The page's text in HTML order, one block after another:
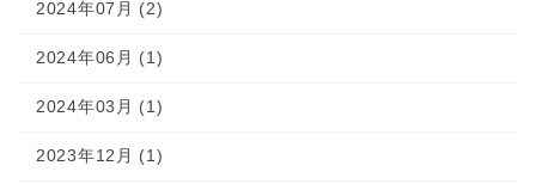
2024年07月 (2)
2024年06月 (1)
2024年03月 (1)
2023年12月 (1)